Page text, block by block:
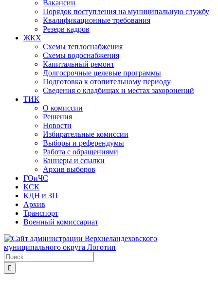
Вакансии
Порядок поступления на муниципальную службу
Квалификационные требования
Резерв кадров
ЖКХ
Схемы теплоснабжения
Схемы водоснабжения
Капитальный ремонт
Долгосрочные целевые программы
Подготовка к отопительному периоду
Сведения о кладбищах и местах захоронений
ТИК
О комиссии
Решения
Новости
Избирательные комиссии
Выборы и референдумы
Работа с обращениями
Баннеры и ссылки
Архив выборов
ГОиЧС
КСК
КДН и ЗП
Архив
Транспорт
Военный комиссариат
Результат
поиска: